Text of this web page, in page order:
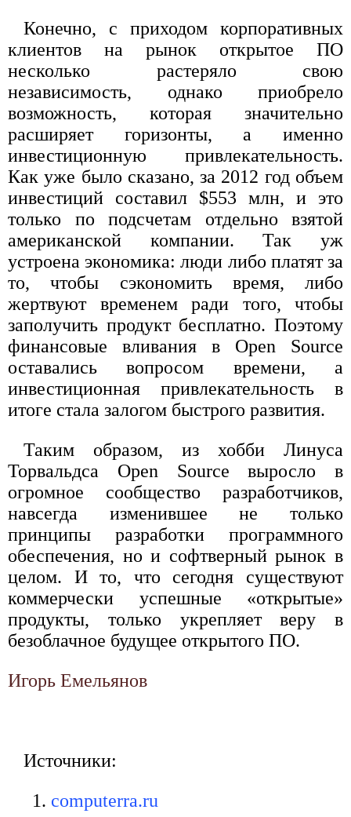
Конечно, с приходом корпоративных
клиентов на рынок открытое ПО
несколько растеряло свою
независимость, однако приобрело
возможность, которая значительно
расширяет горизонты, а именно
инвестиционную привлекательность.
Как уже было сказано, за 2012 год объем
инвестиций составил $553 млн, и это
только по подсчетам отдельно взятой
американской компании. Так уж
устроена экономика: люди либо платят за
то, чтобы сэкономить время, либо
жертвуют временем ради того, чтобы
заполучить продукт бесплатно. Поэтому
финансовые вливания в Open Source
оставались вопросом времени, а
инвестиционная привлекательность в
итоге стала залогом быстрого развития.
Таким образом, из хобби Линуса
Торвальдса Open Source выросло в
огромное сообщество разработчиков,
навсегда изменившее не только
принципы разработки программного
обеспечения, но и софтверный рынок в
целом. И то, что сегодня существуют
коммерчески успешные «открытые»
продукты, только укрепляет веру в
безоблачное будущее открытого ПО.
Игорь Емельянов
Источники:
computerra.ru